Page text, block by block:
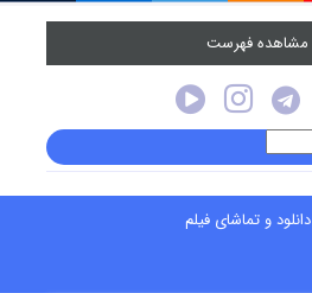
مشاهده فهرست
دانلود و تماشای فیلم